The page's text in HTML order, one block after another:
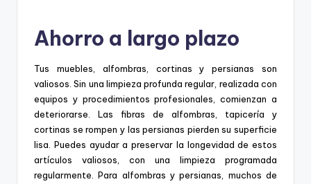
Ahorro a largo plazo
Tus muebles, alfombras, cortinas y persianas son
valiosos. Sin una limpieza profunda regular, realizada con
equipos y procedimientos profesionales, comienzan a
deteriorarse. Las fibras de alfombras, tapicería y
cortinas se rompen y las persianas pierden su superficie
lisa. Puedes ayudar a preservar la longevidad de estos
artículos valiosos, con una limpieza programada
regularmente. Para alfombras y persianas, muchos de